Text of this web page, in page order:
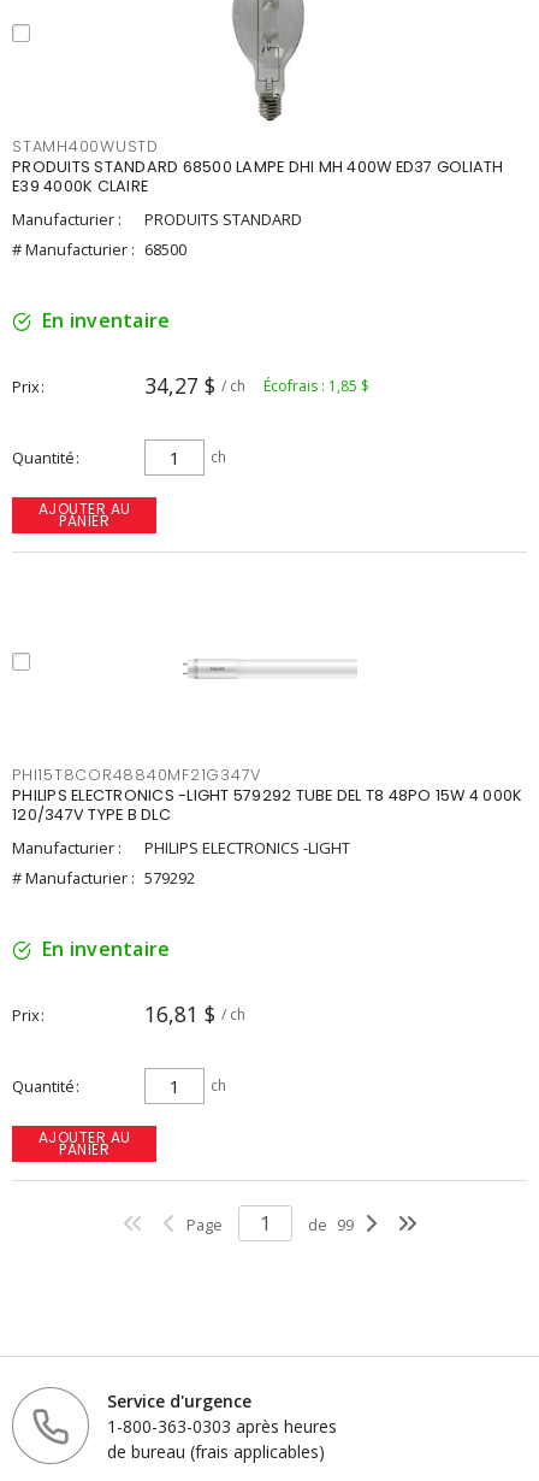
STAMH400WUSTD
PRODUITS STANDARD 68500 LAMPE DHI MH 400W ED37 GOLIATH
E39 4000K CLAIRE
Manufacturier :
PRODUITS STANDARD
# Manufacturier : 68500
En inventaire
Prix 34,27 $ / ch Écofrais : 1,85 $
Quantité ch
AJOUTER AU
PANIER
PHI15T8COR48840MF21G347V
PHILIPS ELECTRONICS -LIGHT 579292 TUBE DEL T8 48PO 15W 4 000K
120/347V TYPE B DLC
Manufacturier :
PHILIPS ELECTRONICS -LIGHT
# Manufacturier : 579292
En inventaire
Prix 16,81 $ / ch
Quantité ch
AJOUTER AU
PANIER
Page de 99
Service d'urgence
1-800-363-0303 après heures
de bureau (frais applicables)